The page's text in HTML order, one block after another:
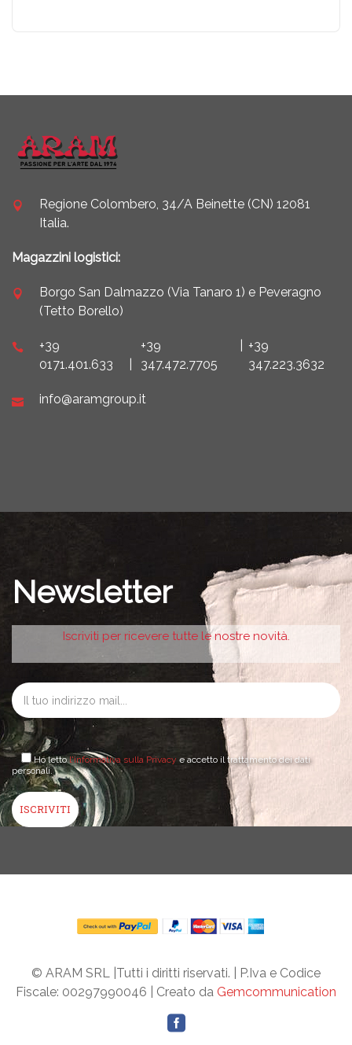
Regione Colombero, 34/A Beinette (CN) 12081
Italia.
Magazzini logistici:
Borgo San Dalmazzo (Via Tanaro 1) e Peveragno
(Tetto Borello)
+39
0171.401.633
+39
347.472.7705
+39
347.223.3632
info@aramgroup.it
Newsletter
Iscriviti per ricevere tutte le nostre novità.
Ho lettol'informativa sulla Privacy e accetto il trattamento dei dati
personali.
© ARAM SRL |Tutti i diritti riservati. | P.Iva e Codice
Fiscale: 00297990046 | Creato da Gemcommunication